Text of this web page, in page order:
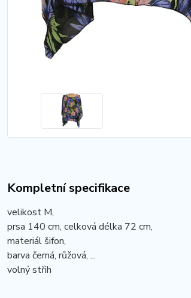
Kompletní specifikace
velikost M,
prsa 140 cm, celková délka 72 cm,
materiál šifon,
barva černá, růžová, ...
volný střih